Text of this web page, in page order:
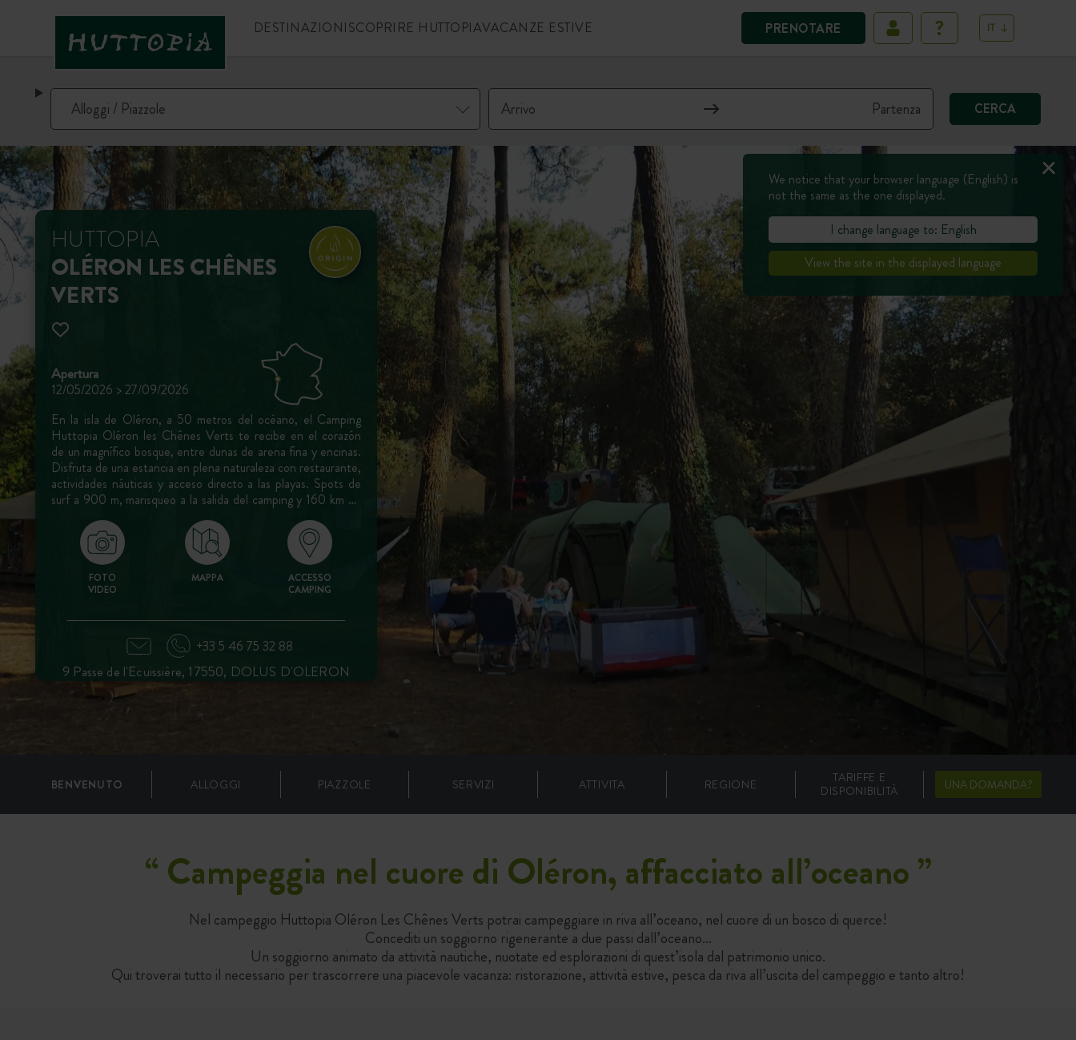
PRENOTARE
DESTINAZIONISCOPRIRE HUTTOPIAVACANZE ESTIVE IT
CERCA
HUTTOPIA
OLÉRON LES CHÊNES
VERTS
Apertura
12/05/2026 > 27/09/2026
En la isla de Oléron, a 50 metros del océano, el Camping
Huttopia Oléron les Chênes Verts te recibe en el corazón
de un magnífico bosque, entre dunas de arena fina y encinas.
Disfruta de una estancia en plena naturaleza con restaurante,
actividades náuticas y acceso directo a las playas. Spots de
surf a 900 m, marisqueo a la salida del camping y 160 km de
carriles bici: un camping ideal para descubrir los tesoros de la
isla entre calma, aire libre y autenticidad.
FOTO
VIDEO
MAPPA
ACCESSO
CAMPING
+33 5 46 75 32 88
9 Passe de l'Ecuissière, 17550, DOLUS D'OLERON
BENVENUTO ALLOGGI PIAZZOLE SERVIZI ATTIVITA REGIONE
TARIFFE E
DISPONIBILITÀ
UNA DOMANDA?
“ Campeggia nel cuore di Oléron, affacciato all’oceano”
Nel campeggio Huttopia Oléron Les Chênes Verts potrai campeggiare in riva all’oceano, nel cuore di un bosco di querce!
Concediti un soggiorno rigenerante a due passi dall’oceano…
Un soggiorno animato da attività nautiche, nuotate ed esplorazioni di quest’isola dal patrimonio unico.
Qui troverai tutto il necessario per trascorrere una piacevole vacanza: ristorazione, attività estive, pesca da riva all’uscita del campeggio e tanto altro!
We notice that your browser language (English) is
not the same as the one displayed.
I change language to: English
View the site in the displayed language